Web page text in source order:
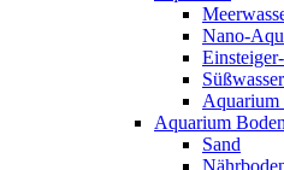
Nano-
Aquarium
Aquarium
Sand